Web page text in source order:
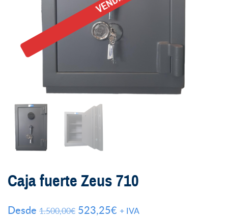
Caja fuerte Zeus 710
Desde 1.500,00€ El
523,25€ El
+ IVA